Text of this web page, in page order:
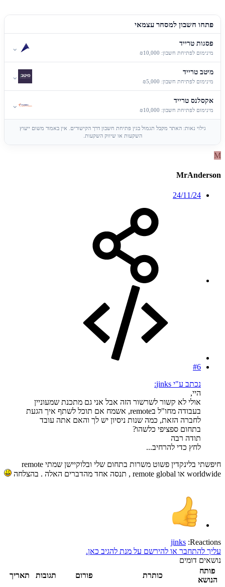
פתחו חשבון למסחר עצמאי
פסגות טרייד
מינימום לפתיחת חשבון: ₪10,000
⌄
מיטב טרייד
מינימום לפתיחת חשבון: ₪5,000
⌄
אקסלנס טרייד
מינימום לפתיחת חשבון: ₪10,000
⌄
גילוי נאות: האתר מקבל תגמול בגין פתיחת חשבון דרך הקישורים. אין באמור משום ייעוץ
השקעות או שיווק השקעות.
M
MrAnderson
24/11/24
#6
נכתב ע"י jinks:
היי,
אולי לא קשור לשרשור הזה אבל אני גם מתכנת שמעוניין
בעבודה מחו"ל בremote, אשמח אם תוכל לשתף איך הגעת
לחברה הזאת, כמה שנות ניסיון יש לך והאם אתה עובד
בתחום ספציפי כלשהו?
תודה רבה
לחץ כדי להרחיב...
חיפשתי בלינקדין פשוט משרות בתחום שלי ובלוקיישן שמתי remote
worldwide או remote global , תנסה אחד מהדברים האלה . בהצלחה
Reactions:
jinks
עליך להתחבר או להירשם על מנת להגיב כאן.
נושאים דומים
פותח
הנושא
כותרת פורום תגובות
תאריך